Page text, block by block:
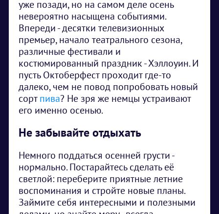
уже позади, но на самом деле осень
невероятно насыщена событиями.
Впереди - десятки телевизионных
премьер, начало театрального сезона,
различные фестивали и
костюмированный праздник - Хэллоуин. И
пусть Октоберфест проходит где-то
далеко, чем не повод попробовать новый
сортпива? Не зря же немцы устраивают
его именно осенью.
Не забывайте отдыхать
Немного поддаться осенней грусти -
нормально. Постарайтесь сделать её
светлой: переберите приятные летние
воспоминания и стройте новые планы.
Займите себя интересными и полезными